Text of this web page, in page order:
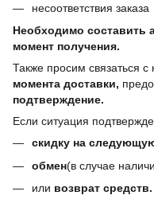
несоответствия заказа
Необходимо составить
момент получения.
Также просим связаться
момента доставки,
подтверждение.
Если ситуация
скидку на
обмен(в случае
или возврат средств.